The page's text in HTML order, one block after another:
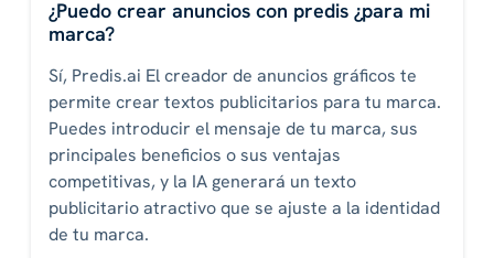
¿Puedo crear anuncios con predis ¿para mi
marca?
Sí, Predis.ai El creador de anuncios gráficos te
permite crear textos publicitarios para tu marca.
Puedes introducir el mensaje de tu marca, sus
principales beneficios o sus ventajas
competitivas, y la IA generará un texto
publicitario atractivo que se ajuste a la identidad
de tu marca.